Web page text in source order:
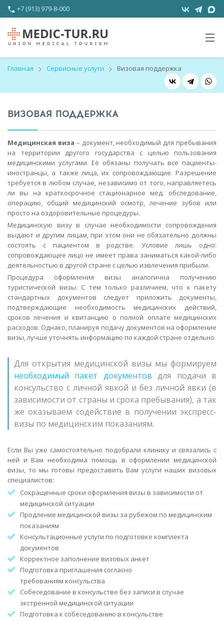
+7 (913) 979-8-000
Главная Сервисные услуги Визовая поддержка
ВИЗОВАЯ ПОДДЕРЖКА
Медицинская виза – документ, необходимый для пребывания
на территории другого государства с целью пользования
медицинскими услугами. Её обязаны получать все пациенты-
иностранцы, а также лица, их сопровождающие. Разрешение
требуется в любом случае, независимо от того, направляетесь
ли вы на краткосрочное стационарное мед. обследование,
операцию, общий медицинский осмотр, лечение зубов или
просто на оздоровительные процедуры.
Медицинскую визу в случае необходимости сопровождения
выдают и другим лицам, при этом они не обязательно должны
состоять с пациентом в родстве. Условие лишь одно:
сопровождающее лицо не имеет права заниматься какой-либо
деятельностью в другой стране с целью извлечения прибыли.
Процедура оформления визы аналогична получению
туристической визы. С тем только различием, что к пакету
стандартных документов следует приложить документы,
подтверждающие необходимость медицинских действий,
сроков лечения и квитанцию о полной оплате медицинских
расходов. Однако, планируя подачу документов на оформление
визы, лучше уточнять информацию по каждой стране отдельно.
Для открытия медицинской визы мы формируем
необходимый пакет документов для подачи в
консульство с личной явкой и без личной явки (в
зависимости от страны и срока пребывания), а так
же оказываем содействие в получении экспресс-
визы по медицинским показаниям.
Если Вы уже самостоятельно подобрали клинику и связались с
ней и Вам необходима помощь в оформлении медицинской
визы, то мы готовы предоставить Вам услуги наших визовых
специалистов:
Сокращенные сроки оформления визы в зависимости от
медицинской ситуации
Продление медицинской визы за рубежом по медицинским
показаниям
Консультационные услуги по подготовке комплекта
документов
Корректное заполнение визовых анкет
Подготовка приглашения согласно
требованиям консульства
Собеседование в консульстве без записи в случае
экстренной медицинской ситуации
Подготовка к собеседованию в консульстве